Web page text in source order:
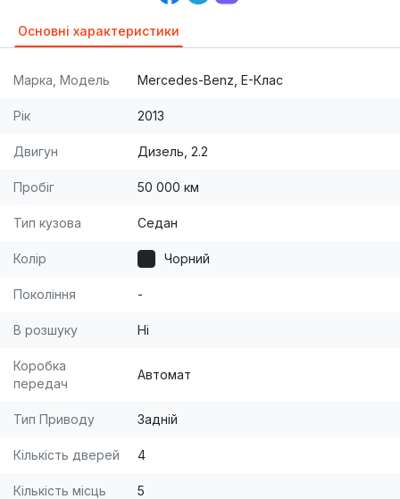
Основні характеристики
Марка, Модель Mercedes-Benz, E-Клас
Рік 2013
Двигун Дизель, 2.2
Пробіг 50 000 км
Тип кузова Седан
Колір Чорний
Покоління -
В розшуку Ні
Коробка
передач
Автомат
Тип Приводу Задній
Кількість дверей 4
Кількість місць 5